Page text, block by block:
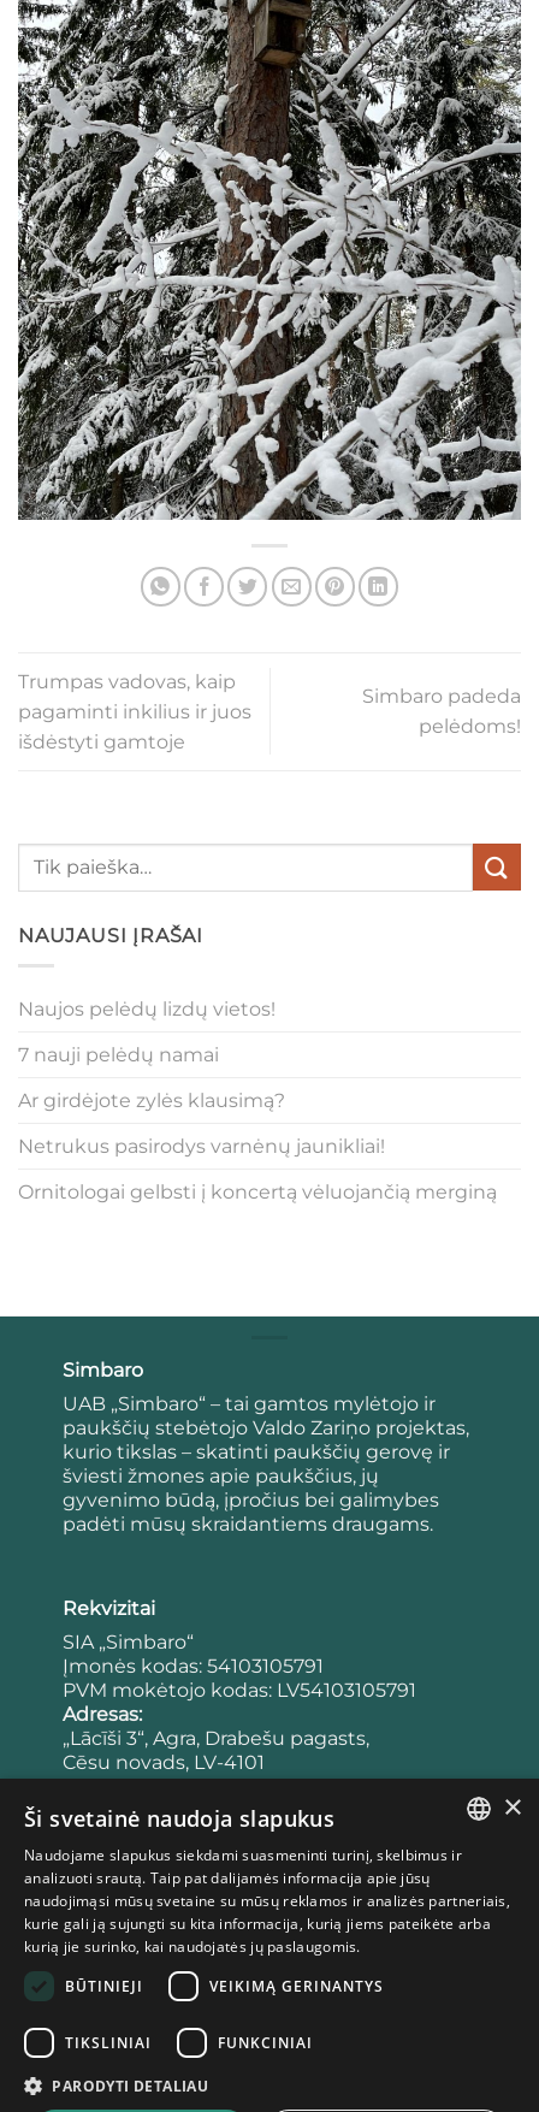
Trumpas vadovas, kaip
pagaminti inkilius ir juos
išdėstyti gamtoje
Simbaro padeda
pelėdoms!
NAUJAUSI ĮRAŠAI
Naujos pelėdų lizdų vietos!
7 nauji pelėdų namai
Ar girdėjote zylės klausimą?
Netrukus pasirodys varnėnų jaunikliai!
Ornitologai gelbsti į koncertą vėluojančią merginą
Simbaro
UAB „Simbaro“ – tai gamtos mylėtojo ir
paukščių stebėtojo Valdo Zariņo projektas,
kurio tikslas – skatinti paukščių gerovę ir
šviesti žmones apie paukščius, jų
gyvenimo būdą, įpročius bei galimybes
padėti mūsų skraidantiems draugams.
Rekvizitai
SIA „Simbaro“
Įmonės kodas: 54103105791
PVM mokėtojo kodas: LV54103105791
Adresas:
„Lācīši 3“, Agra, Drabešu pagasts,
Cēsu novads, LV-4101
Bankas:
Sąskaitos numeris:
LV65UNLA0050023953443
Banko kodas: UNLALV2X
Privatumo politika
Pirkimo taisyklės
Slapukų politika
ESTONIAN
×
Ši svetainė naudoja slapukus
Naudojame slapukus siekdami suasmeninti turinį, skelbimus ir
analizuoti srautą. Taip pat dalijamės informacija apie jūsų
naudojimąsi mūsų svetaine su mūsų reklamos ir analizės partneriais,
kurie gali ją sujungti su kita informacija, kurią jiems pateikėte arba
kurią jie surinko, kai naudojatės jų paslaugomis.
BŪTINIEJI
VEIKIMĄ GERINANTYS
TIKSLINIAI FUNKCINIAI
PARODYTI DETALIAU